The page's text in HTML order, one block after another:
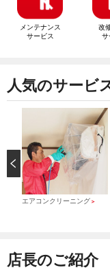
メンテナンス
サービス
改
サ
人気のサービ
エアコンクリーニング ＞
店長のご紹介